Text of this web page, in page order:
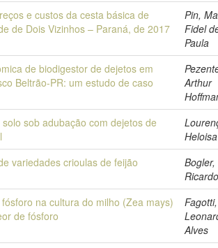
e custos da cesta básica de
de Dois Vizinhos – Paraná, de 2017
Pin,
Fidel
Paula
de biodigestor de dejetos em
Beltrão-PR: um estudo de caso
Arthur
sob adubação com dejetos de
variedades crioulas de feijão
Ricardo
na cultura do milho (Zea mays)
de fósforo
Fagotti,
Alves